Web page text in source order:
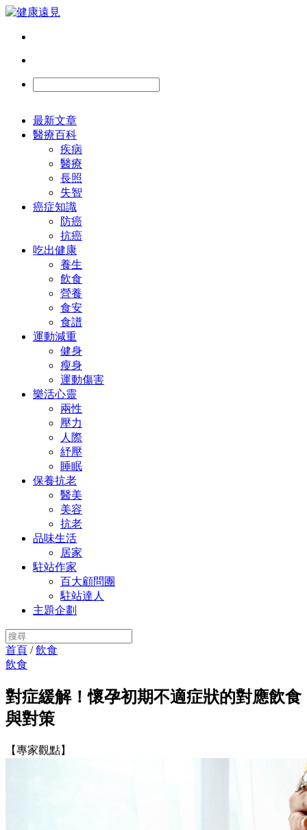
最新文章
醫療百科
疾病
醫療
長照
失智
癌症知識
防癌
抗癌
吃出健康
養生
飲食
營養
食安
食譜
運動減重
健身
瘦身
運動傷害
樂活心靈
兩性
壓力
人際
紓壓
睡眠
保養抗老
醫美
美容
抗老
品味生活
居家
駐站作家
百大顧問團
駐站達人
主題企劃
首頁 /飲食
飲食
對症緩解！懷孕初期不適症狀的對應飲食
與對策
【專家觀點】